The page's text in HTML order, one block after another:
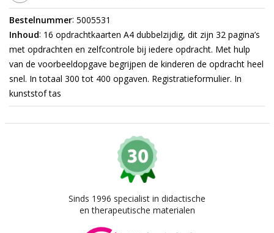
Bestelnummer: 5005531
Inhoud: 16 opdrachtkaarten A4 dubbelzijdig, dit zijn 32 pagina’s
met opdrachten en zelfcontrole bij iedere opdracht. Met hulp
van de voorbeeldopgave begrijpen de kinderen de opdracht heel
snel. In totaal 300 tot 400 opgaven. Registratieformulier. In
kunststof tas
Sinds 1996 specialist in didactische
en therapeutische materialen